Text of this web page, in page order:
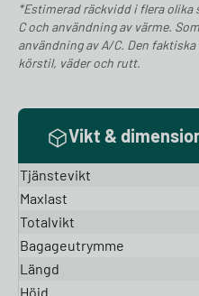
*Estimerad räckvidd i flera olika
C och användning av värme.
användning av A/C. Den
körstil, väder och rutt.
Vikt &
Tjänstevikt
Maxlast
Totalvikt
Bagageutrymme
Längd
Höjd